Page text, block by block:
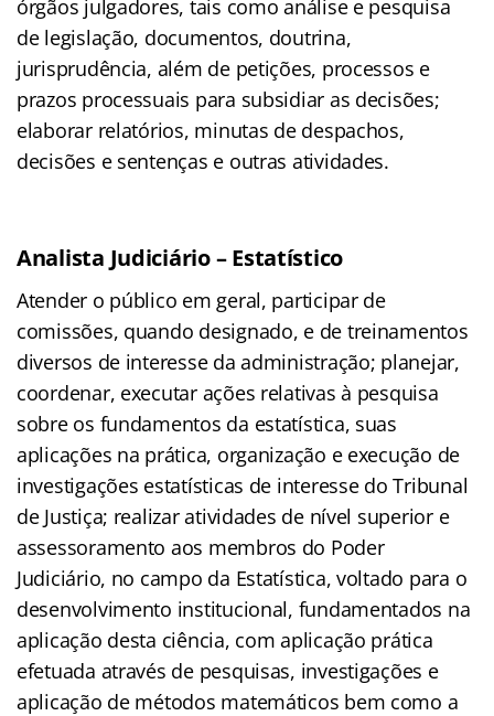
órgãos julgadores, tais como análise e pesquisa
de legislação, documentos, doutrina,
jurisprudência, além de petições, processos e
prazos processuais para subsidiar as decisões;
elaborar relatórios, minutas de despachos,
decisões e sentenças e outras atividades.
Analista Judiciário – Estatístico
Atender o público em geral, participar de
comissões, quando designado, e de treinamentos
diversos de interesse da administração; planejar,
coordenar, executar ações relativas à pesquisa
sobre os fundamentos da estatística, suas
aplicações na prática, organização e execução de
investigações estatísticas de interesse do Tribunal
de Justiça; realizar atividades de nível superior e
assessoramento aos membros do Poder
Judiciário, no campo da Estatística, voltado para o
desenvolvimento institucional, fundamentados na
aplicação desta ciência, com aplicação prática
efetuada através de pesquisas, investigações e
aplicação de métodos matemáticos bem como a